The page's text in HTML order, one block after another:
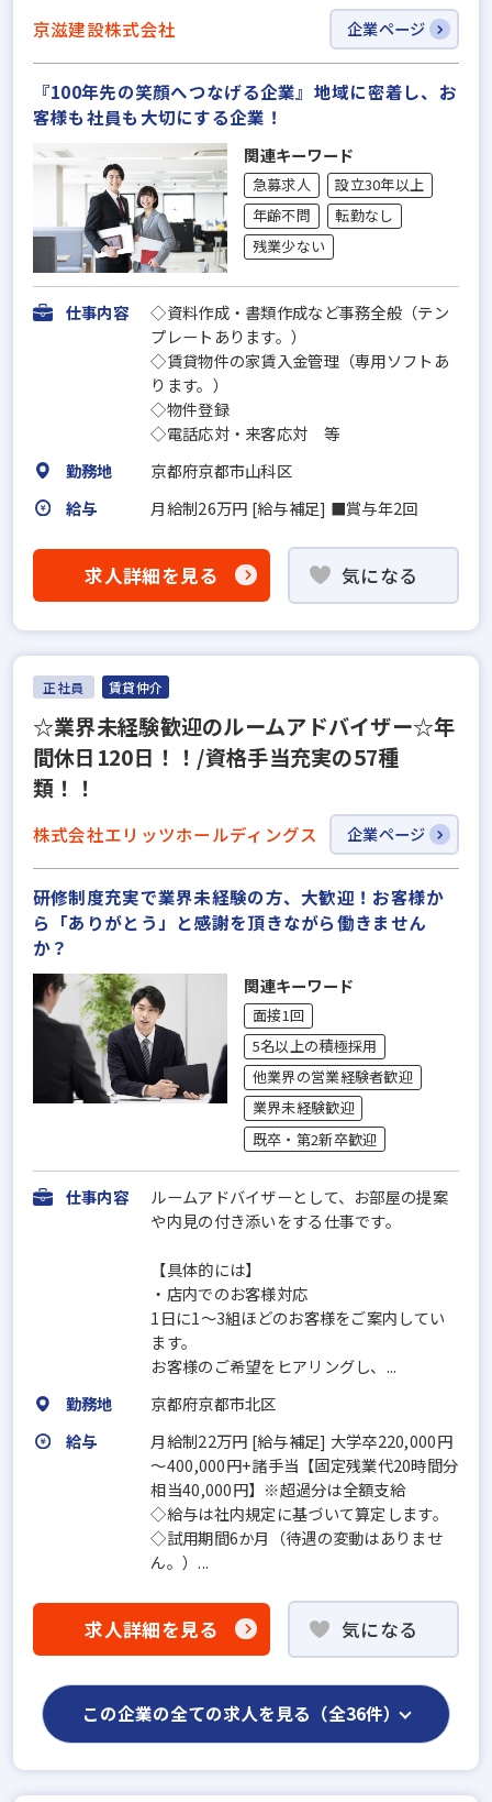
京滋建設株式会社 企業ページ
『100年先の笑顔へつなげる企業』地域に密着し、お
客様も社員も大切にする企業！
関連キーワード
急募求人
設立30年以上
年齢不問
転勤なし
残業少ない
仕事内容
◇資料作成・書類作成など事務全般（テン
プレートあります。）
◇賃貸物件の家賃入金管理（専用ソフトあ
ります。）
◇物件登録
◇電話応対・来客応対 等
勤務地
京都府京都市山科区
給与
月給制26万円 [給与補足] ■賞与年2回
求人詳細を見る 気になる
正社員 賃貸仲介
☆業界未経験歓迎のルームアドバイザー☆年
間休日120日！！/資格手当充実の57種
類！！
株式会社エリッツホールディングス 企業ページ
研修制度充実で業界未経験の方、大歓迎！お客様か
ら「ありがとう」と感謝を頂きながら働きません
か？
関連キーワード
面接1回
5名以上の積極採用
他業界の営業経験者歓迎
業界未経験歓迎
既卒・第2新卒歓迎
仕事内容
ルームアドバイザーとして、お部屋の提案
や内見の付き添いをする仕事です。
【具体的には】
・店内でのお客様対応
1日に1～3組ほどのお客様をご案内してい
ます。
お客様のご希望をヒアリングし、...
勤務地
京都府京都市北区
給与
月給制22万円 [給与補足] 大学卒220,000円
～400,000円+諸手当【固定残業代20時間分
相当40,000円】※超過分は全額支給
◇給与は社内規定に基づいて算定します。
◇試用期間6か月（待遇の変動はありませ
ん。）...
求人詳細を見る 気になる
この企業の全ての求人を見る（全36件）